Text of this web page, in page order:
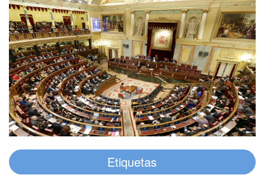
Etiquetas